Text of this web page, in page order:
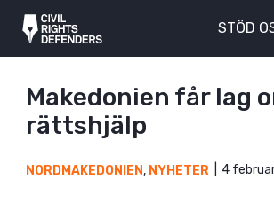
STÖD
Makedonien får lag
rättshjälp
NORDMAKEDONIEN, NYHETER 4